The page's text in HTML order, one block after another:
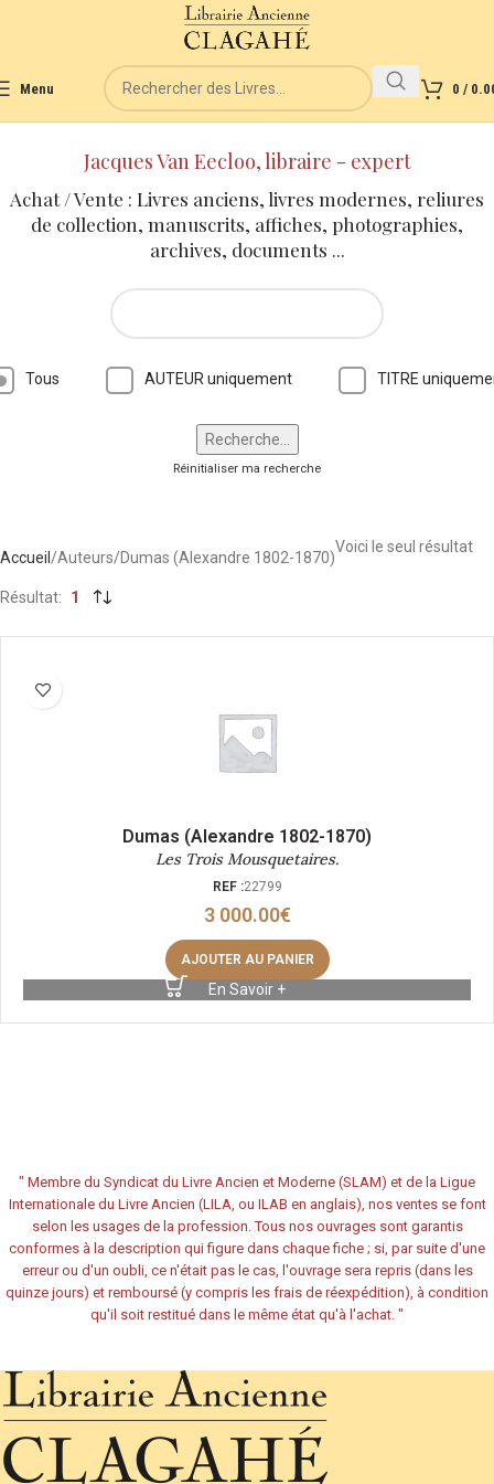
Menu 0 /
Jacques Van Eecloo, libraire - expert
Achat / Vente : Livres anciens, livres modernes, reliures
de collection, manuscrits, affiches, photographies,
archives, documents ...
Tous AUTEUR uniquement TITRE
Réinitialiser ma recherche
Accueil Auteurs Dumas (Alexandre 1802-1870)
Voici le seul résultat
Résultat 1
Dumas (Alexandre 1802-1870)
Les Trois Mousquetaires.
REF :22799
3 000.00€
AJOUTER AU PANIER
En Savoir +
" Membre du Syndicat du Livre Ancien et Moderne (SLAM) et de la Ligue
Internationale du Livre Ancien (LILA, ou ILAB en anglais), nos ventes se font
selon les usages de la profession. Tous nos ouvrages sont garantis
conformes à la description qui figure dans chaque fiche ; si, par suite d'une
erreur ou d'un oubli, ce n'était pas le cas, l'ouvrage sera repris (dans les
quinze jours) et remboursé (y compris les frais de réexpédition), à condition
qu'il soit restitué dans le même état qu'à l'achat. "